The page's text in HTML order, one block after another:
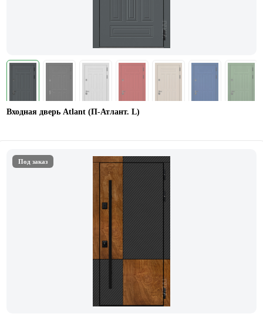
Входная дверь Atlant (П-Атлант. L)
Под заказ